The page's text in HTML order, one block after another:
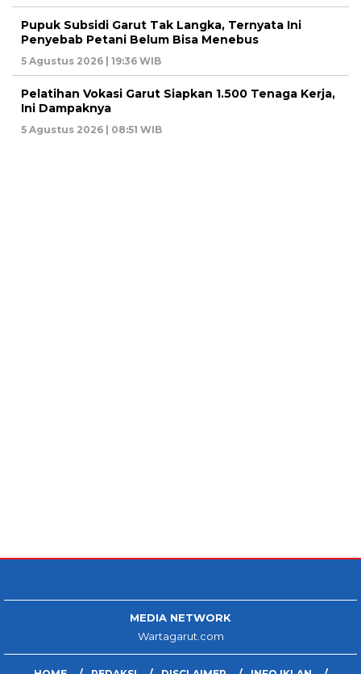
Pupuk Subsidi Garut Tak Langka, Ternyata Ini
Penyebab Petani Belum Bisa Menebus
5 Agustus 2026 | 19:36 WIB
Pelatihan Vokasi Garut Siapkan 1.500 Tenaga Kerja,
Ini Dampaknya
5 Agustus 2026 | 08:51 WIB
MEDIA NETWORK
Wartagarut.com